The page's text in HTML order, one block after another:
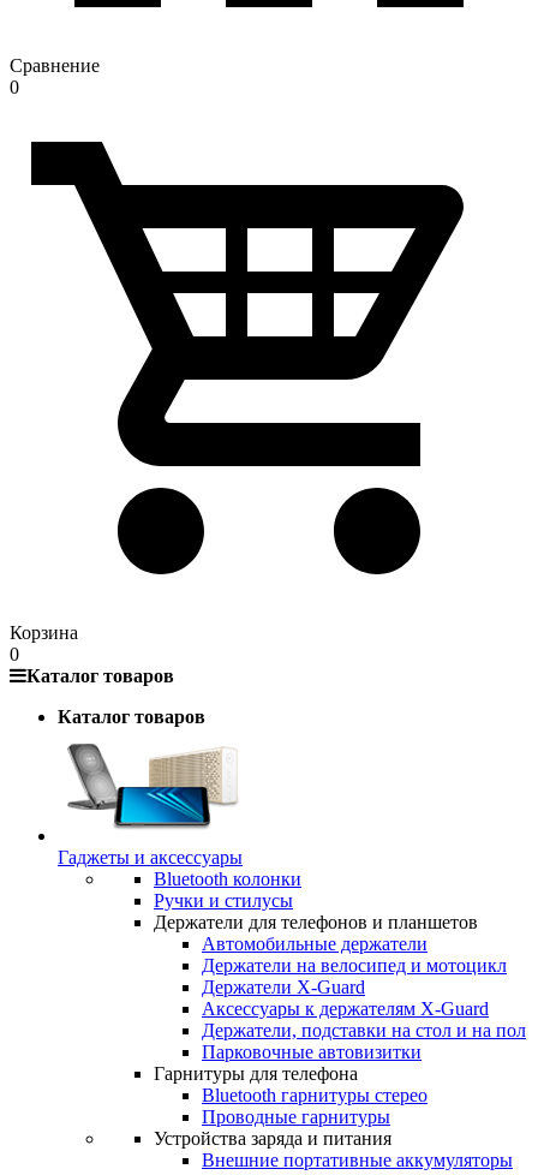
Сравнение
0
Корзина
0
Каталог товаров
Каталог товаров
Гаджеты и аксессуары
Bluetooth колонки
Ручки и стилусы
Держатели для телефонов и планшетов
Автомобильные держатели
Держатели на велосипед и мотоцикл
Держатели X-Guard
Аксессуары к держателям X-Guard
Держатели, подставки на стол и на пол
Парковочные автовизитки
Гарнитуры для телефона
Bluetooth гарнитуры стерео
Проводные гарнитуры
Устройства заряда и питания
Внешние портативные аккумуляторы